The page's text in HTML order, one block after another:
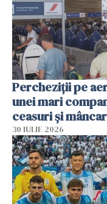
Percheziții pe
unei mari
ceasuri și
30 IULIE 2026